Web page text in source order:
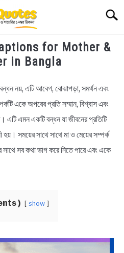
for Mother &
in Bangla
বন্ধন নয়, এটি আবেগ, বোঝাপড়া, সমর্থন এবং
একে অপরের প্রতি সম্মান, বিশ্বাস এবং
এমন একটি বন্ধন যা জীবনের প্রতিটি
সময়ের সাথে সাথে মা ও মেয়ের সম্পর্ক
সব কথা ভাগ করে নিতে পারে এবং একে
) show